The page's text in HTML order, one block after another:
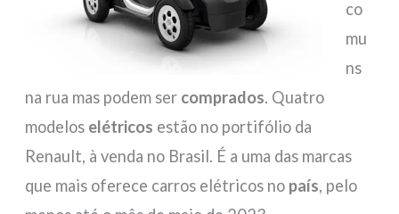
co
mu
ns
na rua mas podem ser comprados. Quatro
modelos elétricos estão no portifólio da
Renault, à venda no Brasil. É a uma das marcas
que mais oferece carros elétricos no país, pelo